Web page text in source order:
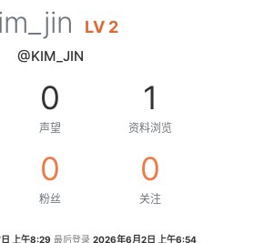
LV 2
@KIM_JIN
0
声望
1
资料浏览
0
粉丝
0
关注
上午8:29 最后登录 2026年6月2日 上午6:54